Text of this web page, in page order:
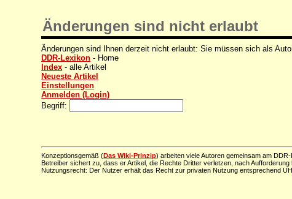
Änderungen sind nicht erlaubt
Änderungen sind Ihnen derzeit nicht erlaubt: Sie müssen sich als
DDR-Lexikon - Home
Index - alle Artikel
Neueste Artikel
Einstellungen
Anmelden (Login)
Begriff:
Konzeptionsgemäß (Das Wiki-Prinzip) arbeiten viele Autoren gemeinsam am
Betreiber sichert zu, dass er Artikel, die Rechte Dritter verletzen, nach Aufforderung
Nutzungsrecht: Der Nutzer erhält das Recht zur privaten Nutzung entsprechend